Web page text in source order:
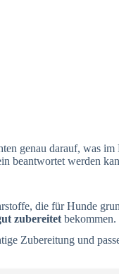
genau darauf, was
beantwortet werden
die für Hunde
zubereitet bekommen.
Zubereitung und